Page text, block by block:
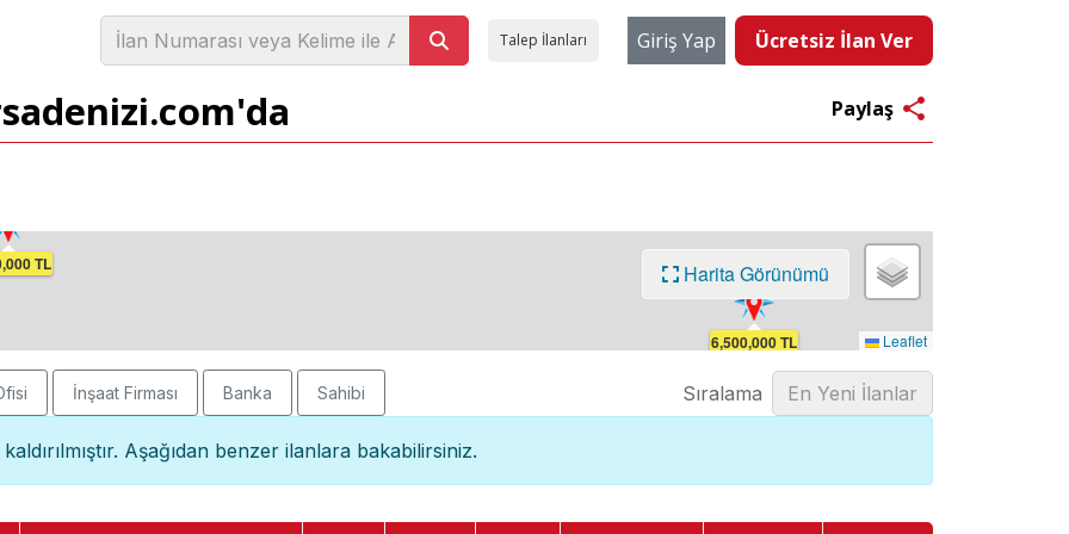
Talep İlanları Giriş Yap Ücretsiz İlan Ver
Paylaş share
Harita Görünümü
TL
6,500,000 TL Leaflet
İnşaat Firması Banka Sahibi Sıralama
Aşağıdan benzer ilanlara bakabilirsiniz.